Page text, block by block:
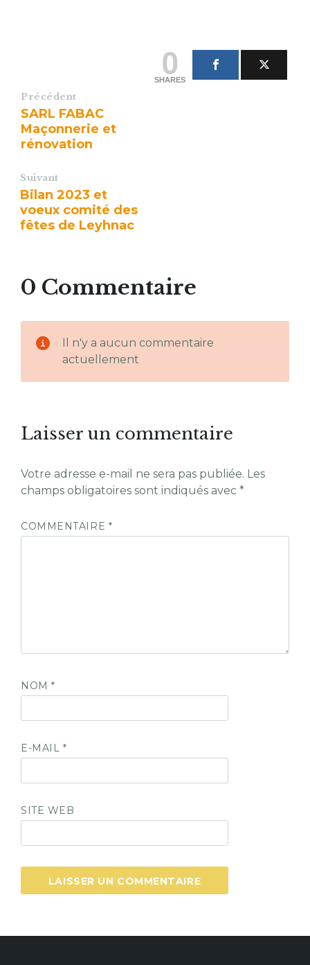
0
SHARES
Précédent
SARL FABAC
Maçonnerie et
rénovation
Suivant
Bilan 2023 et
voeux comité des
fêtes de Leyhnac
0 Commentaire
Il n'y a aucun commentaire
actuellement
Laisser un commentaire
Votre adresse e-mail ne sera pas publiée. Les
champs obligatoires sont indiqués avec *
COMMENTAIRE *
NOM*
E-MAIL *
SITE WEB